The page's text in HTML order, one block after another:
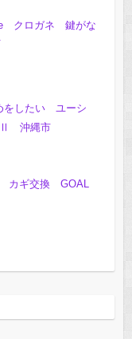
クロガネ 鍵がな
をしたい ユーシ
Ⅱ 沖縄市
カギ交換 GOAL